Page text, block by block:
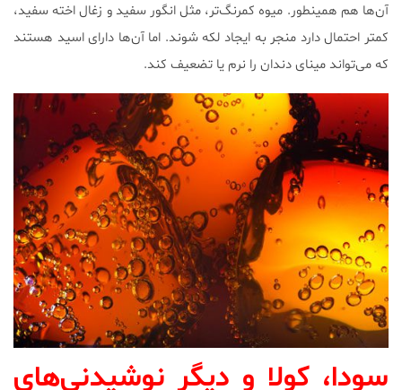
آن‌ها هم همینطور. میوه کمرنگ‌تر، مثل انگور سفید و زغال اخته سفید،
کمتر احتمال دارد منجر به ایجاد لکه شوند. اما آن‌ها دارای اسید هستند
که می‌تواند مینای دندان را نرم یا تضعیف کند.
سودا، کولا و دیگر نوشیدنی‌های